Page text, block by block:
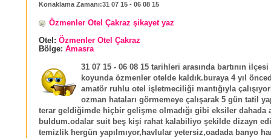
Konaklama Zamanı:31 07 15 - 06 08 15
Özmenler Otel Çakraz şikayet yaz
Otel: Özmenler Otel Çakraz
Bölge: Amasra
31 07 15 - 06 08 15 tarihleri arasında bartının
koyunda özmenler otelde kaldık.buraya 4 yıl
amatör ruhlu otel işletmeciliği mantığıyla
ozman hataları görmemeye çalışarak 5 gün tatil
terar geldiğimde hiçbir gelişme olmadığı gibi eksiler dahada
buldum.odalar suit beş kişi rahat kalabiliyo şekilde dizayn
temizlik hergün yapılmıyor,havlular yetersiz,oadada banyo